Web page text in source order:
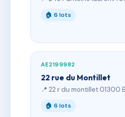
🏠 6 lots
AE2199982
22 rue du Montillet
📍 22 r du montillet 01300
🏠 6 lots